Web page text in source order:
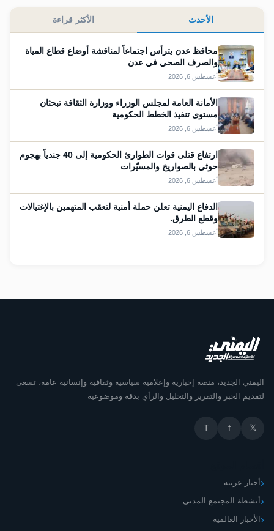
الأحدث الأكثر قراءة
محافظ عدن يترأس اجتماعاً لمناقشة أوضاع قطاع المياة
والصرف الصحي في عدن
أغسطس 6, 2026
الأمانة العامة لمجلس الوزراء ووزارة الثقافة تبحثان
مستوى تنفيذ الخطط الحكومية
أغسطس 6, 2026
ارتفاع قتلى قوات الطوارئ الحكومية إلى 40 جندياً بهجوم
حوثي بالصواريخ والمسيّرات
أغسطس 6, 2026
الدفاع اليمنية تعلن حملة أمنية لتعقب المتهمين بالإغتيالات
وقطع الطرق.
أغسطس 6, 2026
اليمني الجديد، منصة إخبارية وإعلامية سياسية وثقافية وإنسانية عامة، تسعى
لتقديم الخبر والتقرير والتحليل والرأي بدقة وموضوعية
𝕏
f
T
أخبار عربية
أنشطة المجتمع المدني
الأخبار العالمية